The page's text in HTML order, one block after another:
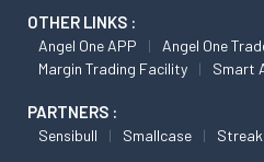
OTHER LINKS :
Angel One APP Angel One
Margin Trading Facility
Smart
PARTNERS :
Sensibull Smallcase Streak